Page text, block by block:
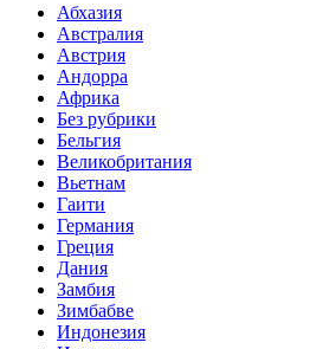
Абхазия
Австралия
Австрия
Андорра
Африка
Без рубрики
Бельгия
Великобритания
Вьетнам
Гаити
Германия
Греция
Дания
Замбия
Зимбабве
Индонезия